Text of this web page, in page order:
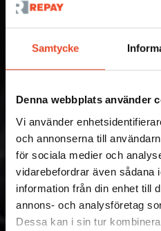
Samtycke
Denna webbplats använder
Vi använder
och annonserna till
för sociala medier och
vidarebefordrar även sådana
information från din enhet till
annons- och analysföretag
Dessa kan i sin tur
Nyheter
Ny kantpress
Uddevalla
12 FEBRUARI 2024